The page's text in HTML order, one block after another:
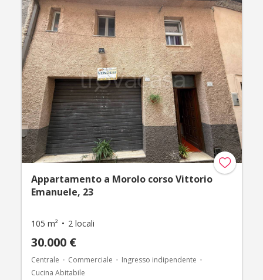
Appartamento a Morolo corso Vittorio
Emanuele, 23
105 m² 2 locali
30.000 €
Centrale Commerciale
Ingresso indipendente
Cucina Abitabile